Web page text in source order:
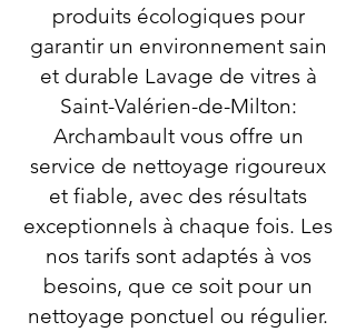
produits écologiques pour
garantir un environnement sain
et durable Lavage de vitres à
Saint-Valérien-de-Milton:
Archambault vous offre un
service de nettoyage rigoureux
et fiable, avec des résultats
exceptionnels à chaque fois. Les
nos tarifs sont adaptés à vos
besoins, que ce soit pour un
nettoyage ponctuel ou régulier.